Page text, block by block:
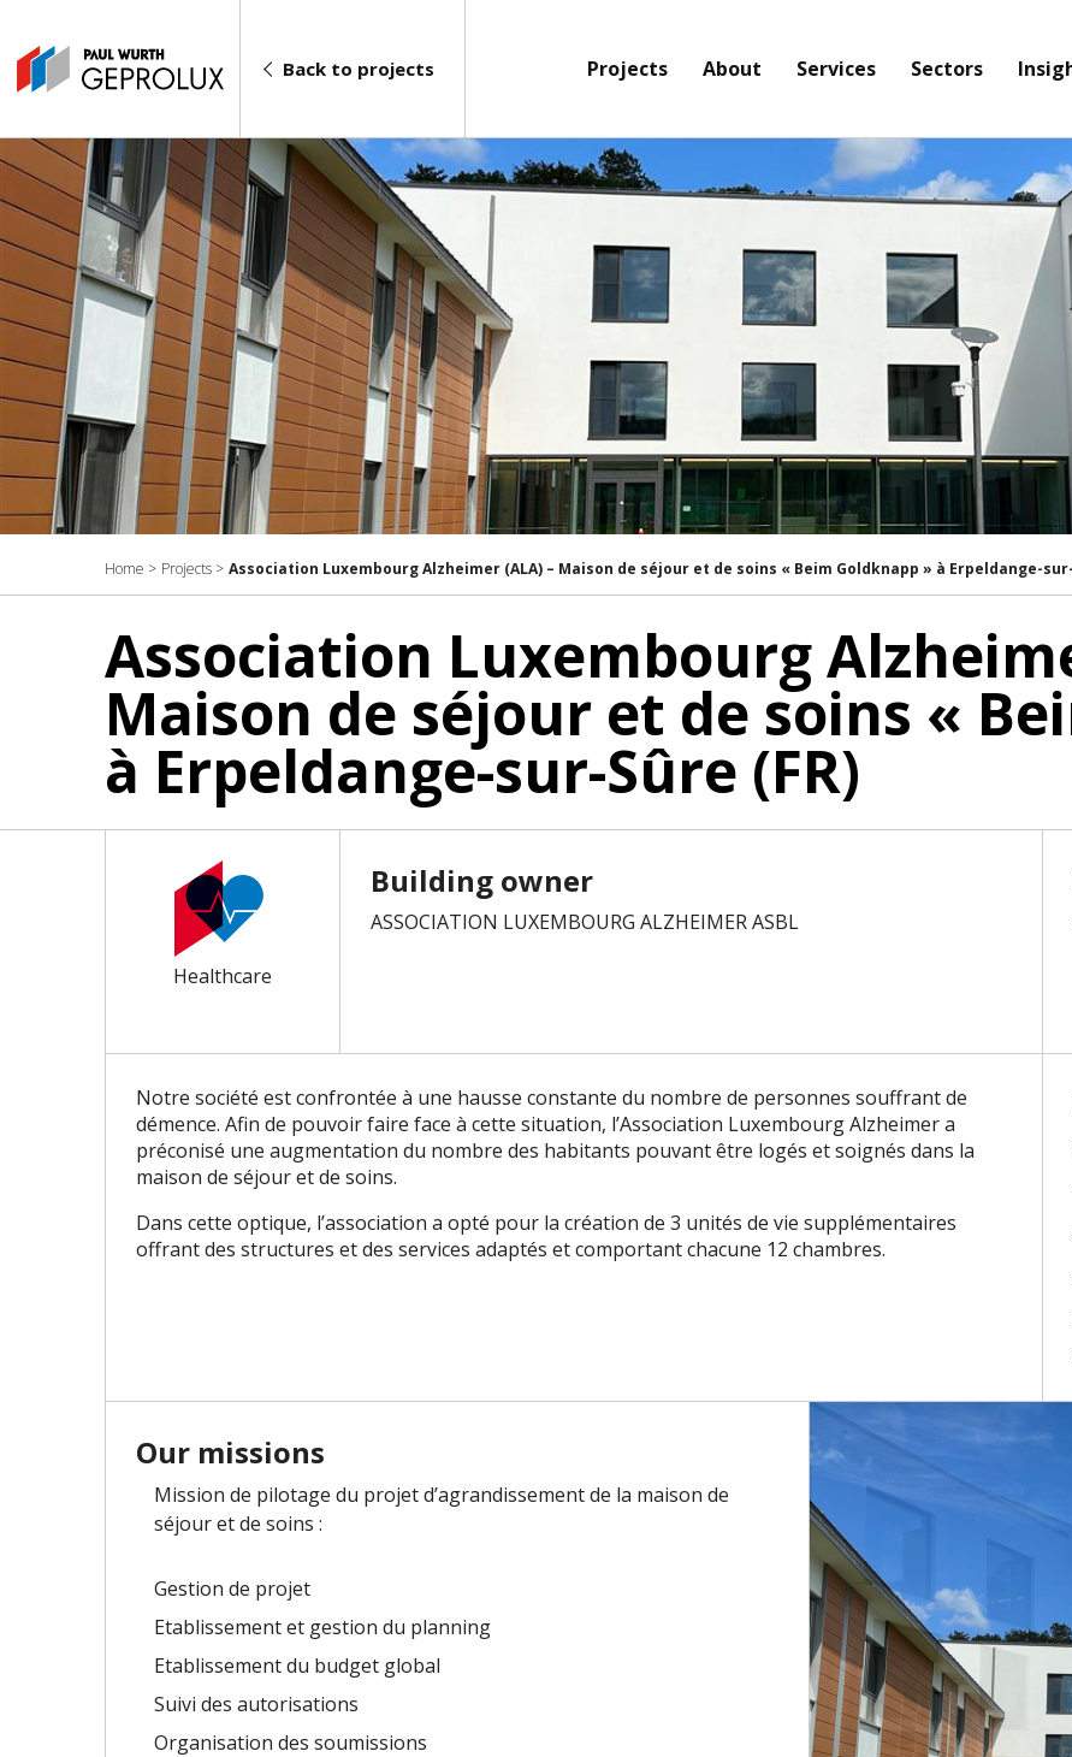
Back to projects Projects About Services Sectors
Home > Projects > Association Luxembourg Alzheimer (ALA) – Maison de séjour et de soins « Beim Goldknapp » à Erpeldange-
Association Luxembourg
Maison de séjour et de soins «
à Erpeldange-sur-Sûre (FR)
Healthcare
Building owner
ASSOCIATION LUXEMBOURG ALZHEIMER ASBL
Notre société est confrontée à une hausse constante du nombre de personnes souffrant de
démence. Afin de pouvoir faire face à cette situation, l’Association Luxembourg Alzheimer a
préconisé une augmentation du nombre des habitants pouvant être logés et soignés dans la
maison de séjour et de soins.
Dans cette optique, l’association a opté pour la création de 3 unités de vie supplémentaires
offrant des structures et des services adaptés et comportant chacune 12 chambres.
Our missions
Mission de pilotage du projet d’agrandissement de la maison de
séjour et de soins :
Gestion de projet
Etablissement et gestion du planning
Etablissement du budget global
Suivi des autorisations
Organisation des soumissions